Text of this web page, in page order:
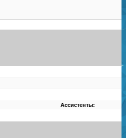
Ассистенты: